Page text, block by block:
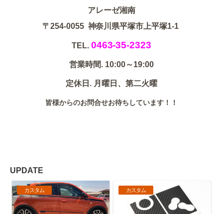
アレーゼ湘南
〒254-0055 神奈川県平塚市上平塚1-1
TEL. 0463-35-2323
営業時間. 10:00～19:00
定休日. 月曜日、第二火曜
皆様からのお問合せお待ちしています！！
UPDATE
カスタム カスタム